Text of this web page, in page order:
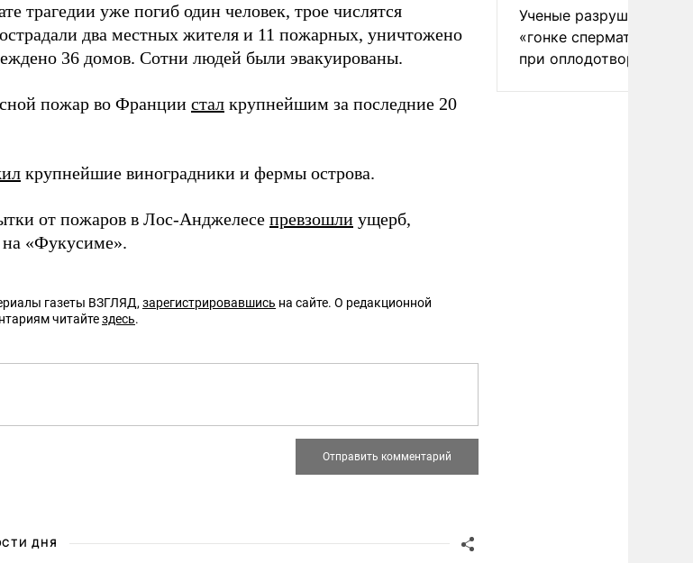
трагедии уже погиб один человек, трое числятся
два местных жителя и 11 пожарных, уничтожено
36 домов. Сотни людей были эвакуированы.
пожар во Франции стал крупнейшим за последние 20
крупнейшие виноградники и фермы острова.
от пожаров в Лос-Анджелесе превзошли ущерб,
«Фукусиме».
газеты ВЗГЛЯД, зарегистрировавшись на сайте. О редакционной
читайтездесь.
ДНЯ
Ученые разрушили миф
«гонке
при оплодотворении